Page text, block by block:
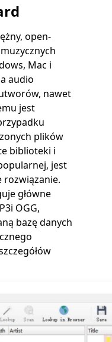
open-
Mac i
audio
nawet
jest
plików
biblioteki i
jest
główne
OGG,
bazę danych